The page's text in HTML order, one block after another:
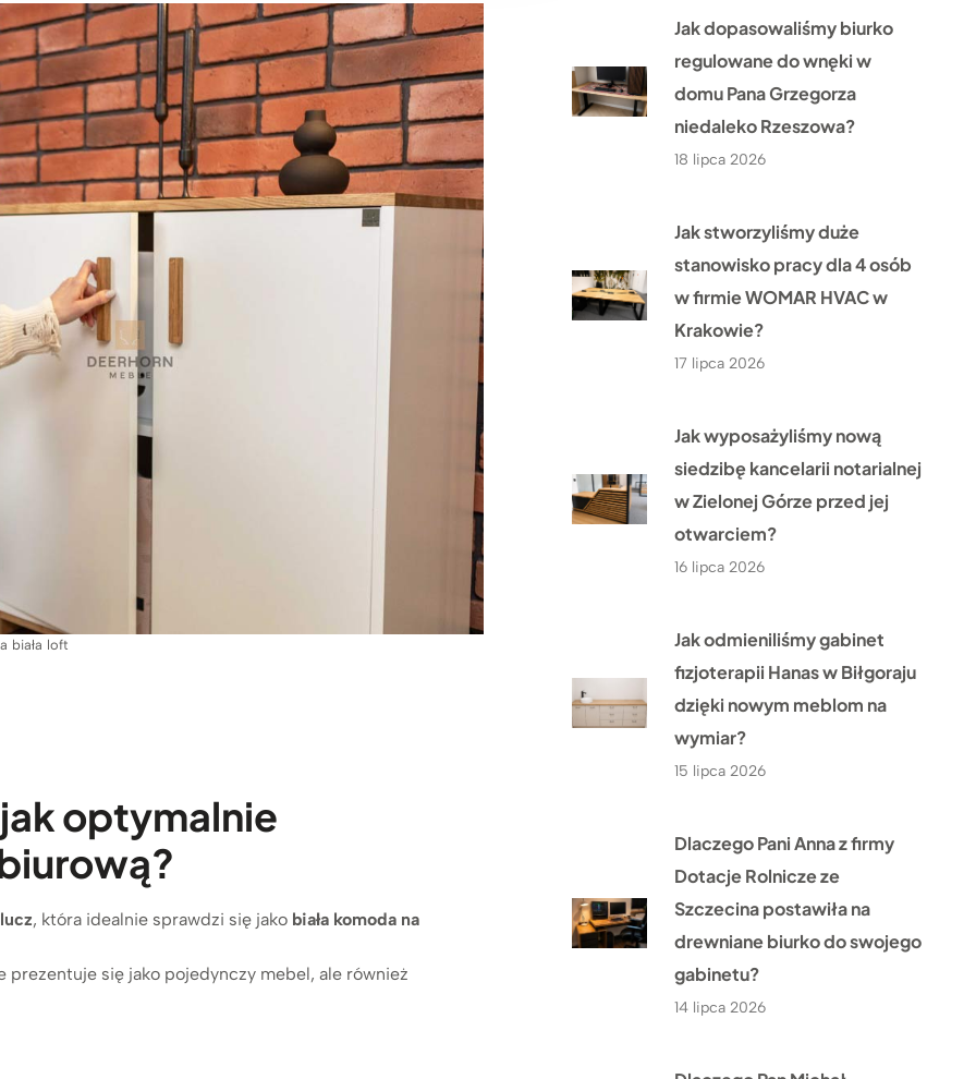
biała loft
optymalnie
, która idealnie sprawdzi się jako biała komoda na
prezentuje się jako pojedynczy mebel, ale również
Jak dopasowaliśmy biurko
regulowane do wnęki w
domu Pana Grzegorza
niedaleko Rzeszowa?
18 lipca 2026
Jak stworzyliśmy duże
stanowisko pracy dla 4 osób
w firmie WOMAR HVAC w
Krakowie?
17 lipca 2026
Jak wyposażyliśmy nową
siedzibę kancelarii notarialnej
w Zielonej Górze przed jej
otwarciem?
16 lipca 2026
Jak odmieniliśmy gabinet
fizjoterapii Hanas w Biłgoraju
dzięki nowym meblom na
wymiar?
15 lipca 2026
Dlaczego Pani Anna z firmy
Dotacje Rolnicze ze
Szczecina postawiła na
drewniane biurko do swojego
gabinetu?
14 lipca 2026